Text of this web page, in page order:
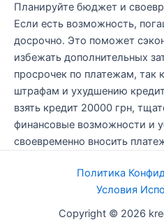
Планируйте бюджет и
Если есть возможность,
досрочно. Это поможет
избежать дополнительных
просрочек по платежам, так
штрафам и ухудшению
взять кредит 20000 грн,
финансовые возможности и
своевременно вносить
Политика
Условия
Copyright © 2026